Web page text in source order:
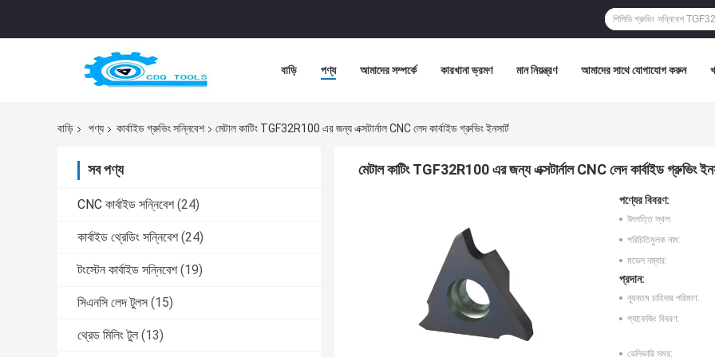
বাড়ি পণ্য আমাদের সম্পর্কে কারখানা ভ্রমণ মান নিয়ন্ত্রণ আমাদের সাথে যোগাযোগ করুন
বাড়ি পণ্য কার্বাইড গ্রুভিং সন্নিবেশ মেটাল কাটিং TGF32R100 এর জন্য এক্সটার্নাল CNC লেদ কার্বাইড গ্রুভিং ইনসার্ট
সব পণ্য
CNC কার্বাইড সন্নিবেশ (24)
কার্বাইড থ্রেডিং সন্নিবেশ (24)
টংস্টেন কার্বাইড সন্নিবেশ (19)
সিএনসি লেদ টুলস (15)
থ্রেড মিলিং টুল (13)
মেটাল কাটিং TGF32R100 এর জন্য এক্সটার্নাল CNC লেদ কার্বাইড গ্রুভিং
পণ্যের বিবরণ:
উৎপত্তি স্থল:
পরিচিতিমুলক নাম:
মডেল নম্বার:
প্রদান:
ন্যূনতম চাহিদার পরিমাণ:
প্যাকেজিং বিবরণ:
ডেলিভারি সময়: